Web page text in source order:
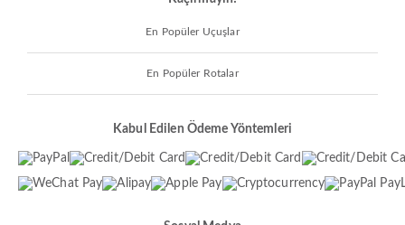
En Popüler Uçuşlar
En Popüler Rotalar
Kabul Edilen Ödeme Yöntemleri